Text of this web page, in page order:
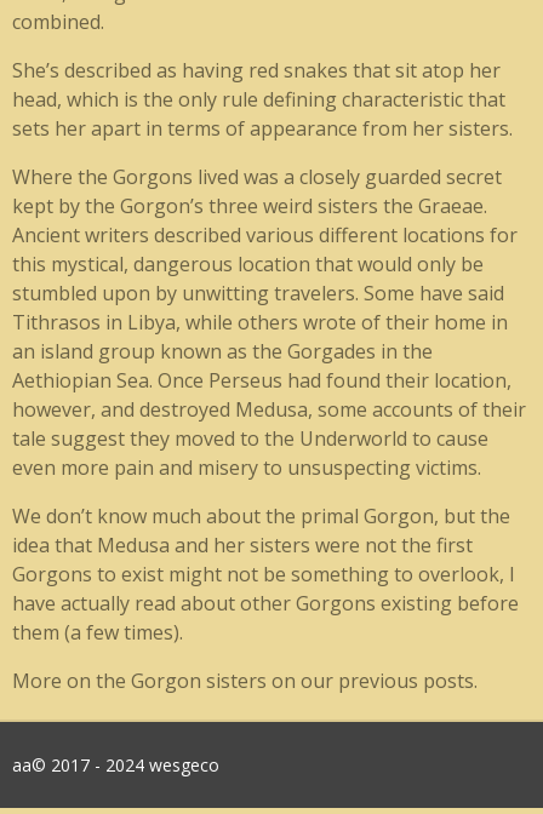
combined.
She’s described as having red snakes that sit atop her
head, which is the only rule defining characteristic that
sets her apart in terms of appearance from her sisters.
Where the Gorgons lived was a closely guarded secret
kept by the Gorgon’s three weird sisters the Graeae.
Ancient writers described various different locations for
this mystical, dangerous location that would only be
stumbled upon by unwitting travelers. Some have said
Tithrasos in Libya, while others wrote of their home in
an island group known as the Gorgades in the
Aethiopian Sea. Once Perseus had found their location,
however, and destroyed Medusa, some accounts of their
tale suggest they moved to the Underworld to cause
even more pain and misery to unsuspecting victims.
We don’t know much about the primal Gorgon, but the
idea that Medusa and her sisters were not the first
Gorgons to exist might not be something to overlook, I
have actually read about other Gorgons existing before
them (a few times).
More on the Gorgon sisters on our previous posts.
aa© 2017 - 2024 wesgeco